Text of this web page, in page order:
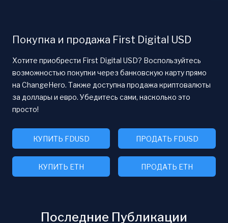
Покупка и продажа First Digital USD
Хотите приобрести First Digital USD? Воспользуйтесь
возможностью покупки через банковскую карту прямо
на ChangeHero. Также доступна продажа криптовалюты
за доллары и евро. Убедитесь сами, насколько это
просто!
КУПИТЬ FDUSD ПРОДАТЬ FDUSD
КУПИТЬ ETH ПРОДАТЬ ETH
Последние Публикации